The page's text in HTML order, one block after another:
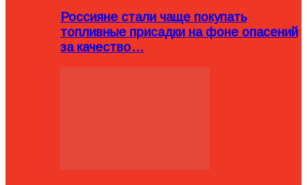
Россияне стали чаще покупать
топливные присадки на фоне опасений
за качество…